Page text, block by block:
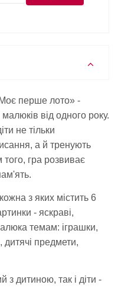
перше лото» -
від одного року.
не тільки
а й тренують
того, гра розвиває
з яких містить 6
- яскраві,
темам: іграшки,
дитячі предмети,
з дитиною, так і діти -